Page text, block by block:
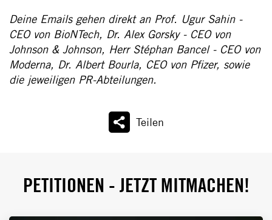
Deine Emails gehen direkt an Prof. Ugur Sahin -
CEO von BioNTech, Dr. Alex Gorsky - CEO von
Johnson & Johnson, Herr Stéphan Bancel - CEO von
Moderna, Dr. Albert Bourla, CEO von Pfizer, sowie
die jeweiligen PR-Abteilungen.
Teilen
PETITIONEN - JETZT MITMACHEN!